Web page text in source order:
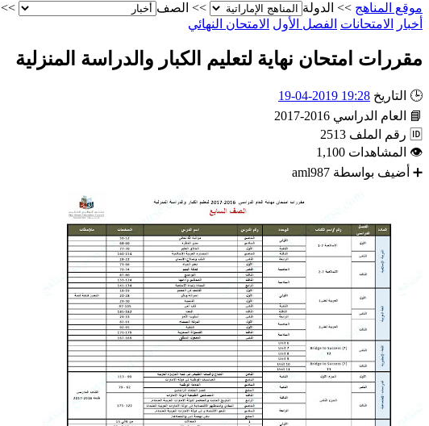
موقع المناهج >> الدولة >> الصف >>
أخبار
الامتحانات الفصل الأول الامتحان النهائي
مقررات امتحان نهاية لتعليم الكبار والدراسة المنزلية
🕒 التاريخ 19:28 2019-04-19
📘
العام الدراسي 2016-2017
🆔 رقم الملف 2513
👁 المشاهدات 1,100
➕ أضيف بواسطة aml987